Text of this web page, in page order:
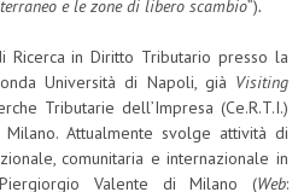
e le zone di libero scambio”).
in Diritto Tributario presso la
Università di Napoli, già Visiting
Tributarie dell’Impresa (Ce.R.T.I.)
Attualmente svolge attività di
comunitaria e internazionale in
Valente di Milano (Web: